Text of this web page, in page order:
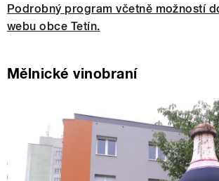
Podrobný program včetně možností
webu obce Tetín.
Mělnické vinobraní